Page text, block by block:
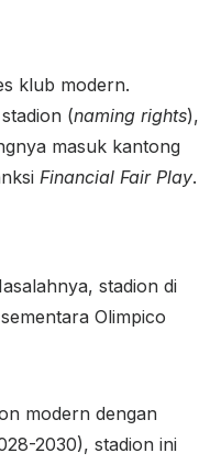
klub modern.
(naming rights),
masuk kantong
Financial Fair Play.
stadion di
Olimpico
modern dengan
2030), stadion ini